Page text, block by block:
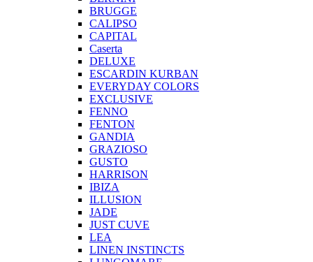
BRUGGE
CALIPSO
CAPITAL
Caserta
DELUXE
ESCARDIN KURBAN
EVERYDAY COLORS
EXCLUSIVE
FENNO
FENTON
GANDIA
GRAZIOSO
GUSTO
HARRISON
IBIZA
ILLUSION
JADE
JUST CUVE
LEA
LINEN INSTINCTS